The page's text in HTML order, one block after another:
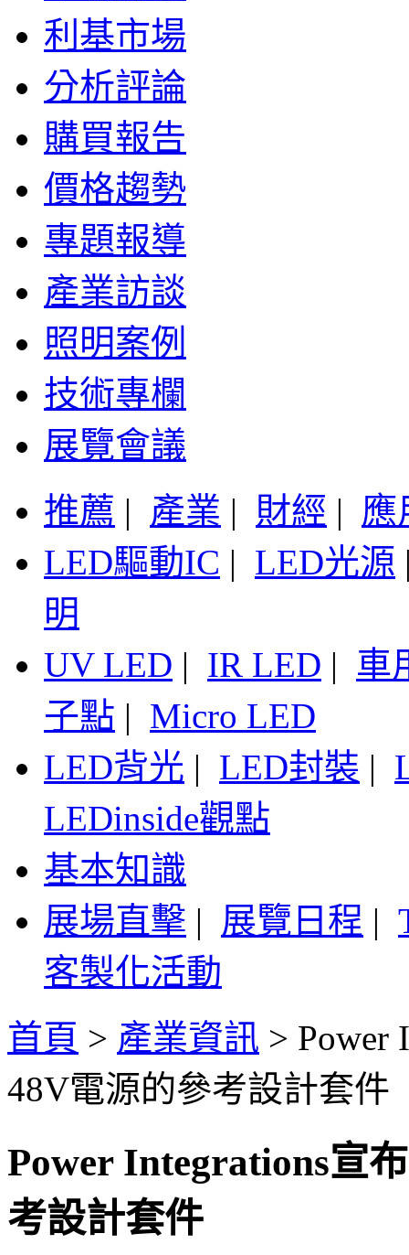
利基市場
分析評論
購買報告
價格趨勢
專題報導
產業訪談
照明案例
技術專欄
展覽會議
推薦 | 產業 | 財經 | 應
LED驅動IC | LED光源
明
UV LED | IR LED | 車
子點 | Micro LED
LED背光 | LED封裝 |
LEDinside觀點
基本知識
展場直擊 | 展覽日程 |
客製化活動
首頁 > 產業資訊 > Power
48V電源的參考設計套件
Power Integrations宣
考設計套件